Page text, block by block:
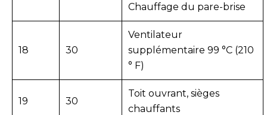
Chauffage du pare-brise
18 30
Ventilateur
supplémentaire 99 °C (210
° F)
19 30
Toit ouvrant, sièges
chauffants